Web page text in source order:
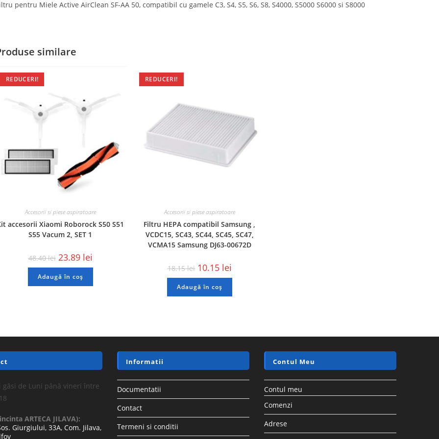
pentru Miele Active AirClean SF-AA 50, compatibil cu gamele C3, S4, S5, S6, S8, S4000, S5000 S6000 si S8000
similare
REDUCERI!
Accesorii si piese aspiratoare
accesorii Xiaomi Roborock S50 S51
S55 Vacum 2, SET 1
48.40lei 23.89 lei
Adaugă în coș
REDUCERI!
Accesorii si piese aspiratoare
Filtru HEPA compatibil Samsung ,
VCDC15, SC43, SC44, SC45, SC47,
VCMA15 Samsung DJ63-00672D
18.15lei 10.15 lei
Adaugă în coș
găsi de Luni până vineri între
ARTECA JILAVA):
Giurgiului, 33A, Com. Jilava,
Informatii
Documentatii
Contact
Termeni si conditii
Contul Meu
Contul meu
Comenzi
Adrese